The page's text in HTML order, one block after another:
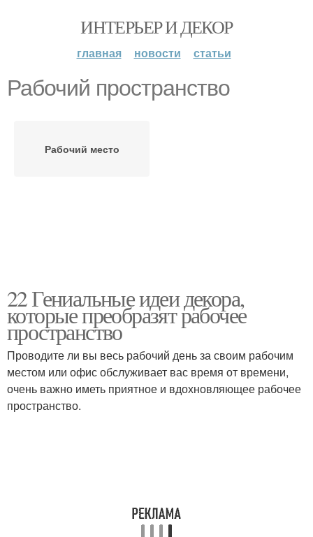
ИНТЕРЬЕР И ДЕКОР
главная новости статьи
Рабочий пространство
Рабочий место
22 Гениальные идеи декора,
которые преобразят рабочее
пространство
Проводите ли вы весь рабочий день за своим рабочим
местом или офис обслуживает вас время от времени,
очень важно иметь приятное и вдохновляющее рабочее
пространство.